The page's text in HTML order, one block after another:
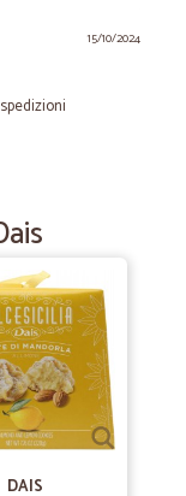
15/10/2024
mirabilmente, il
24/10/2021
e affidabile
DAIS